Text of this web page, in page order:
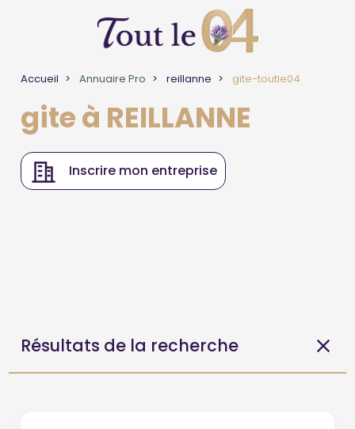
Accueil Annuaire Pro reillanne gite-toutle04
gite à REILLANNE
Inscrire mon entreprise
Résultats de la recherche